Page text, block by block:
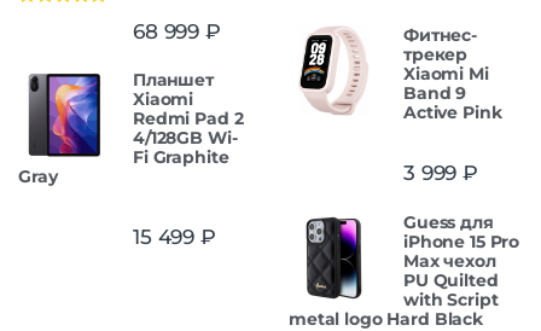
68 999 ₽
Планшет
Xiaomi
Redmi Pad 2
4/128GB Wi-
Fi Graphite
Gray
15 499 ₽
Фитнес-
трекер
Xiaomi Mi
Band 9
Active Pink
3 999 ₽
Guess для
iPhone 15 Pro
Max чехол
PU Quilted
with Script
metal logo Hard Black